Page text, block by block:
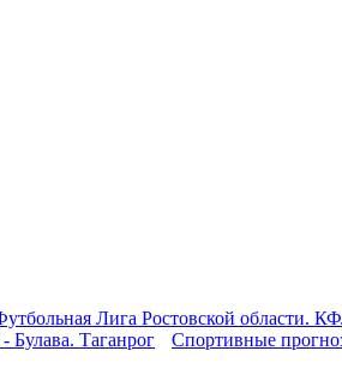
Лига Ростовской области.
Булава. Таганрог
Спортивные